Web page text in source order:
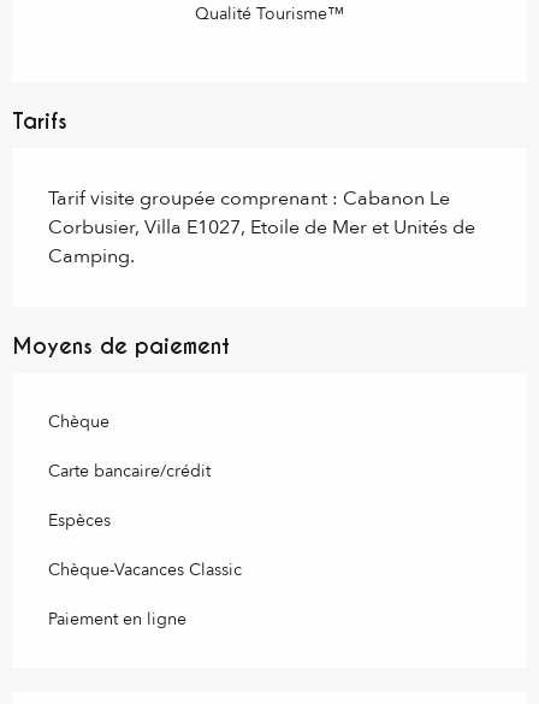
Qualité Tourisme™
Tarifs
Tarif visite groupée comprenant : Cabanon Le
Corbusier, Villa E1027, Etoile de Mer et Unités de
Camping.
Moyens de paiement
Chèque
Carte bancaire/crédit
Espèces
Chèque-Vacances Classic
Paiement en ligne